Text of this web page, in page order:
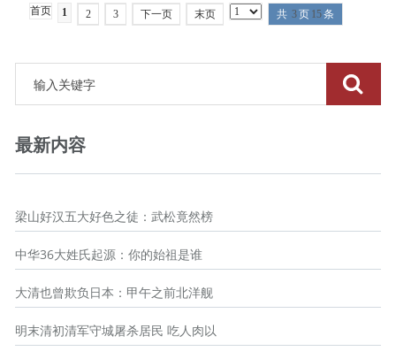
首页 1 2 3 下一页 末页 共 3页 15条
最新内容
梁山好汉五大好色之徒：武松竟然榜
中华36大姓氏起源：你的始祖是谁
大清也曾欺负日本：甲午之前北洋舰
明末清初清军守城屠杀居民 吃人肉以